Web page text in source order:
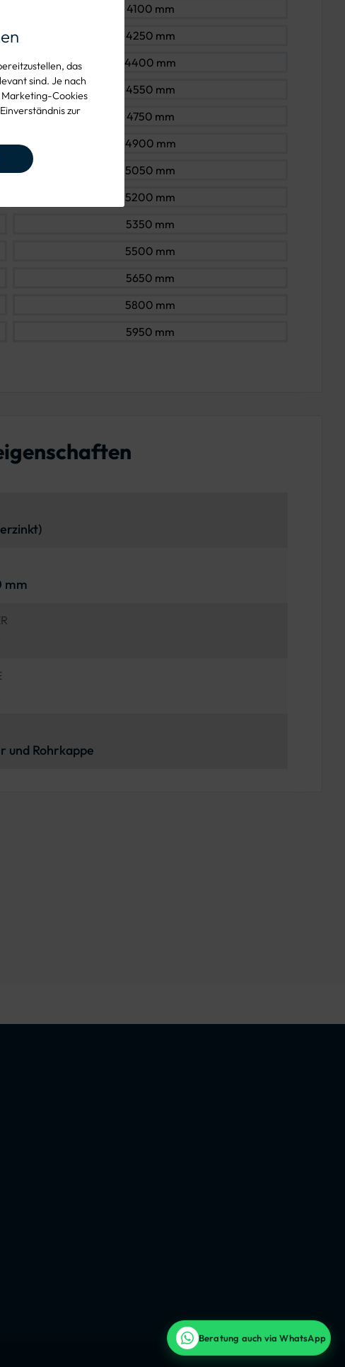
das
sind. Je nach
Marketing-Cookies
zur
4100 mm
4250 mm
4400 mm
4550 mm
4750 mm
4900 mm
5050 mm
5200 mm
5350 mm
5500 mm
5650 mm
5800 mm
5950 mm
mm
und Rohrkappe
Beratung auch via WhatsApp